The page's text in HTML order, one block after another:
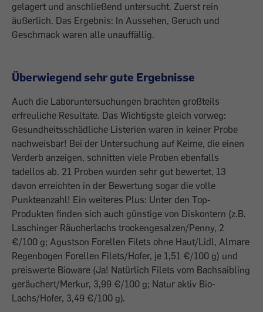
gelagert und anschließend untersucht. Zuerst rein
äußerlich. Das Ergebnis: In Aussehen, Geruch und
Geschmack waren alle unauffällig.
Überwiegend sehr gute Ergebnisse
Auch die Laboruntersuchungen brachten großteils
erfreuliche Resultate. Das Wichtigste gleich vorweg:
Gesundheitsschädliche Listerien waren in keiner Probe
nachweisbar! Bei der Untersuchung auf Keime, die einen
Verderb anzeigen, schnitten viele Proben ebenfalls
tadellos ab. 21 Proben wurden sehr gut bewertet, 13
davon erreichten in der Bewertung sogar die volle
Punkteanzahl! Ein weiteres Plus: Unter den Top-
Produkten finden sich auch günstige von Diskontern (z.B.
Laschinger Räucherlachs trockengesalzen/Penny, 2
€/100 g; Agustson Forellen Filets ohne Haut/Lidl, Almare
Regenbogen Forellen Filets/Hofer, je 1,51 €/100 g) und
preiswerte Bioware (Ja! Natürlich Filets vom Bachsaibling
geräuchert/Merkur, 3,99 €/100 g; Natur aktiv Bio-
Lachs/Hofer, 3,49 €/100 g).